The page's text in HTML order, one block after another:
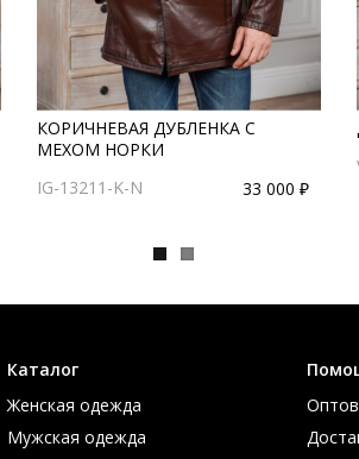
КОРИЧНЕВАЯ ДУБЛЕНКА С
МЕХОМ НОРКИ
IG-13211-K-N
33 000 ₽
Каталог
Женская одежда
Мужская одежда